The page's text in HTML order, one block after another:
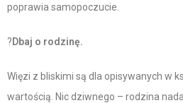
poprawia samopoczucie.
?Dbaj o rodzinę.
Więzi z bliskimi są dla opisywanych w
wartością. Nic dziwnego – rodzina